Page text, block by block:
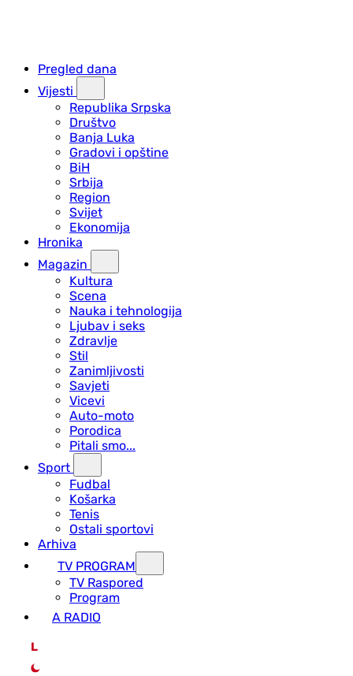
Pregled dana
Vijesti
Republika Srpska
Društvo
Banja Luka
Gradovi i opštine
BiH
Srbija
Region
Svijet
Ekonomija
Hronika
Magazin
Kultura
Scena
Nauka i tehnologija
Ljubav i seks
Zdravlje
Stil
Zanimljivosti
Savjeti
Vicevi
Auto-moto
Porodica
Pitali smo...
Sport
Fudbal
Košarka
Tenis
Ostali sportovi
Arhiva
TV PROGRAM
ТV Raspored
Program
A RADIO
L